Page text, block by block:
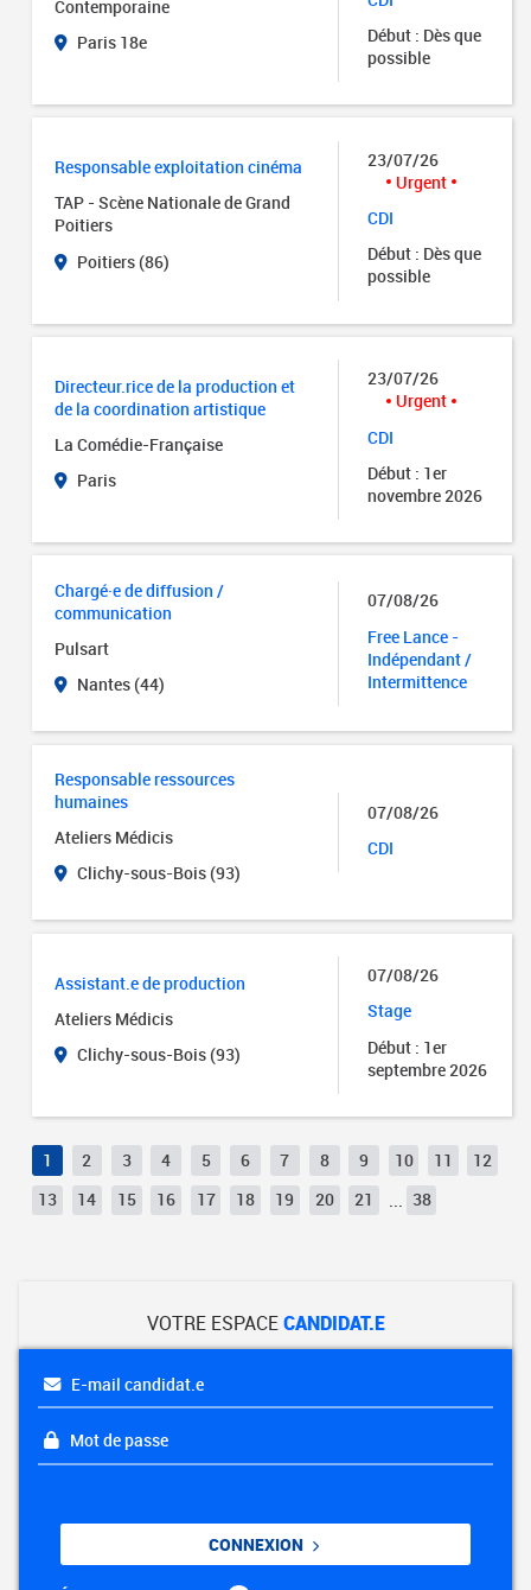
Contemporaine
Paris 18e
Début : Dès que
possible
Responsable exploitation cinéma
TAP - Scène Nationale de Grand
Poitiers
Poitiers (86)
23/07/26
Urgent
CDI
Début : Dès que
possible
Directeur.rice de la production et
de la coordination artistique
La Comédie-Française
Paris
23/07/26
Urgent
CDI
Début : 1er
novembre 2026
Chargé·e de diffusion /
communication
Pulsart
Nantes (44)
07/08/26
Free Lance -
Indépendant /
Intermittence
Responsable ressources
humaines
Ateliers Médicis
Clichy-sous-Bois (93)
07/08/26
CDI
Assistant.e de production
Ateliers Médicis
Clichy-sous-Bois (93)
07/08/26
Stage
Début : 1er
septembre 2026
1 2 3 4 5 6 7 8 9 10 11
12
13
14 15 16 17 18 19 20 21 38
VOTRE ESPACECANDIDAT.E
E-mail candidat.e
Mot de passe
CONNEXION